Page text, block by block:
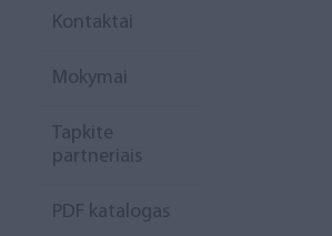
Kontaktai
Mokymai
Tapkite
partneriais
PDF katalogas